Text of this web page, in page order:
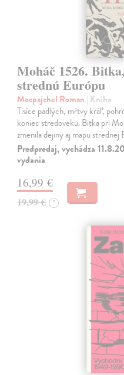
Moháč 1526.
strednú Európu
Mocpajchel Roman | Kniha
Tisíce padlých, mŕtvy kráľ,
koniec stredoveku. Bitka pri
zmenila dejiny aj mapu strednej
Predpredaj, vychádza
vydania
16,99 €
19,99 € ?